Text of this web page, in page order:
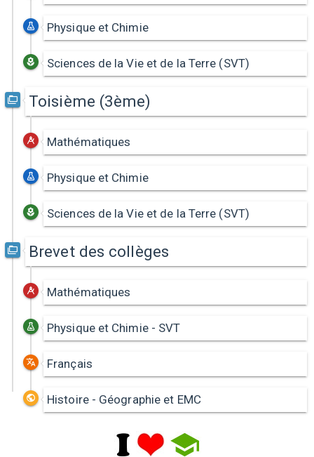
Physique et Chimie
Sciences de la Vie et de la Terre (SVT)
Toisième (3ème)
Mathématiques
Physique et Chimie
Sciences de la Vie et de la Terre (SVT)
Brevet des collèges
Mathématiques
Physique et Chimie - SVT
Français
Histoire - Géographie et EMC